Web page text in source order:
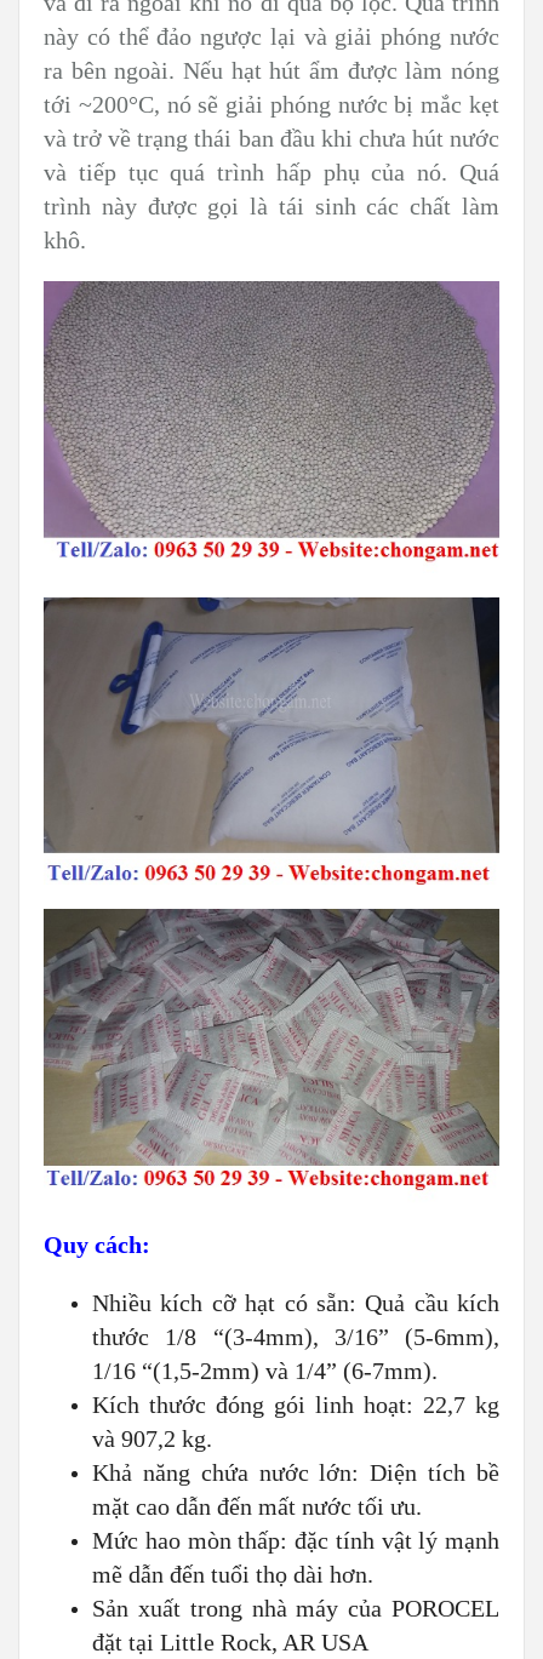
này có thể đảo ngược lại và giải phóng nước
ra bên ngoài. Nếu hạt hút ẩm được làm nóng
tới ~200°C, nó sẽ giải phóng nước bị mắc kẹt
và trở về trạng thái ban đầu khi chưa hút nước
và tiếp tục quá trình hấp phụ của nó. Quá
trình này được gọi là tái sinh các chất làm
khô.
Quy cách:
Nhiều kích cỡ hạt có sẵn: Quả cầu kích
thước 1/8 “(3-4mm), 3/16” (5-6mm),
1/16 “(1,5-2mm) và 1/4” (6-7mm).
Kích thước đóng gói linh hoạt: 22,7 kg
và 907,2 kg.
Khả năng chứa nước lớn: Diện tích bề
mặt cao dẫn đến mất nước tối ưu.
Mức hao mòn thấp: đặc tính vật lý mạnh
mẽ dẫn đến tuổi thọ dài hơn.
Sản xuất trong nhà máy của POROCEL
đặt tại Little Rock, AR USA